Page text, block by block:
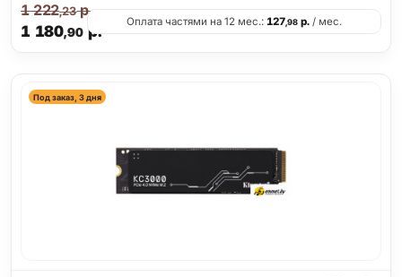
1 180,90 р.
1 222,23р.
Оплата частями на 12 мес.: 127,98р./ мес.
Под заказ, 3 дня